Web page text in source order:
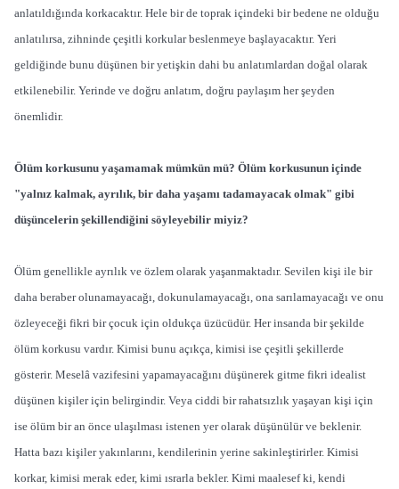
anlatıldığında korkacaktır. Hele bir de toprak içindeki bir bedene ne olduğu
anlatılırsa, zihninde çeşitli korkular beslenmeye başlayacaktır. Yeri
geldiğinde bunu düşünen bir yetişkin dahi bu anlatımlardan doğal olarak
etkilenebilir. Yerinde ve doğru anlatım, doğru paylaşım her şeyden
önemlidir.
Ölüm korkusunu yaşamamak mümkün mü? Ölüm korkusunun içinde
"yalnız kalmak, ayrılık, bir daha yaşamı tadamayacak olmak" gibi
düşüncelerin şekillendiğini söyleyebilir miyiz?
Ölüm genellikle ayrılık ve özlem olarak yaşanmaktadır. Sevilen kişi ile bir
daha beraber olunamayacağı, dokunulamayacağı, ona sarılamayacağı ve onu
özleyeceği fikri bir çocuk için oldukça üzücüdür. Her insanda bir şekilde
ölüm korkusu vardır. Kimisi bunu açıkça, kimisi ise çeşitli şekillerde
gösterir. Meselâ vazifesini yapamayacağını düşünerek gitme fikri idealist
düşünen kişiler için belirgindir. Veya ciddi bir rahatsızlık yaşayan kişi için
ise ölüm bir an önce ulaşılması istenen yer olarak düşünülür ve beklenir.
Hatta bazı kişiler yakınlarını, kendilerinin yerine sakinleştirirler. Kimisi
korkar, kimisi merak eder, kimi ısrarla bekler. Kimi maalesef ki, kendi